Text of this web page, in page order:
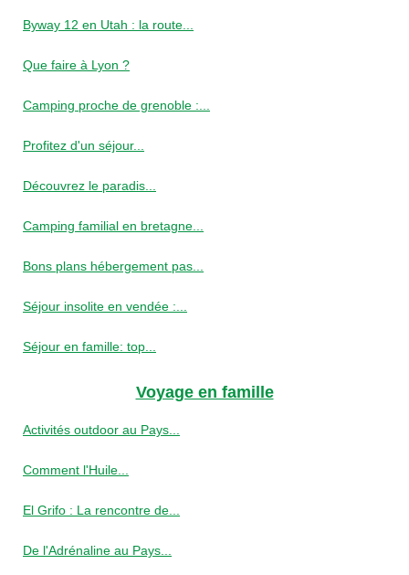
Byway 12 en Utah : la route...
Que faire à Lyon ?
Camping proche de grenoble :...
Profitez d'un séjour...
Découvrez le paradis...
Camping familial en bretagne...
Bons plans hébergement pas...
Séjour insolite en vendée :...
Séjour en famille: top...
Voyage en famille
Activités outdoor au Pays...
Comment l'Huile...
El Grifo : La rencontre de...
De l'Adrénaline au Pays...